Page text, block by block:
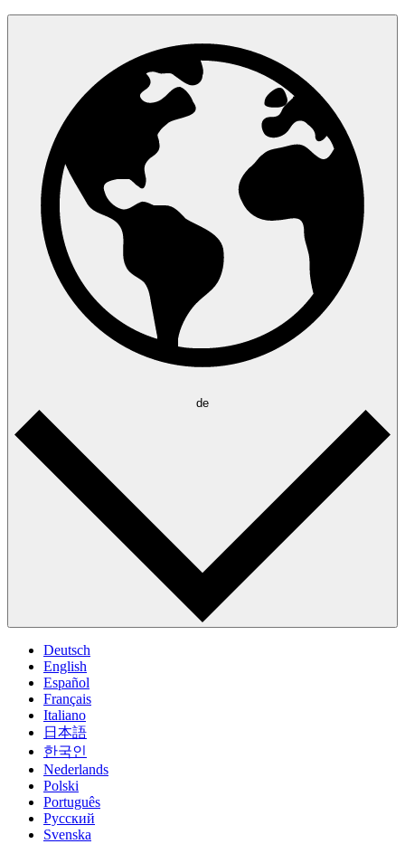
de
Deutsch
English
Español
Français
Italiano
日本語
한국인
Nederlands
Polski
Português
Pусский
Svenska